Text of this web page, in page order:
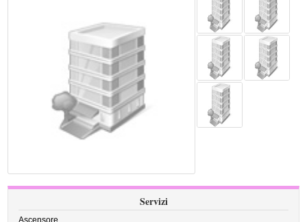
Servizi
Ascensore